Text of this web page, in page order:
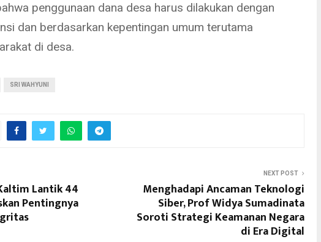
penggunaan dana desa harus dilakukan dengan
dan berdasarkan kepentingan umum terutama
di desa.
SRI WAHYUNI
Lantik 44
Pentingnya
NEXT POST
Menghadapi Ancaman Teknologi
Siber, Prof Widya Sumadinata
Soroti Strategi Keamanan Negara
di Era Digital